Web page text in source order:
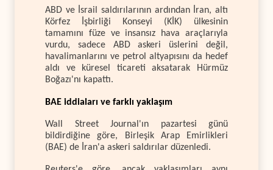
ABD ve İsrail saldırılarının ardından İran, altı
Körfez İşbirliği Konseyi (KİK) ülkesinin
tamamını füze ve insansız hava araçlarıyla
vurdu, sadece ABD askeri üslerini değil,
havalimanlarını ve petrol altyapısını da hedef
aldı ve küresel ticareti aksatarak Hürmüz
Boğazı'nı kapattı.
BAE iddiaları ve farklı yaklaşım
Wall Street Journal'ın pazartesi günü
bildirdiğine göre, Birleşik Arap Emirlikleri
(BAE) de İran'a askeri saldırılar düzenledi.